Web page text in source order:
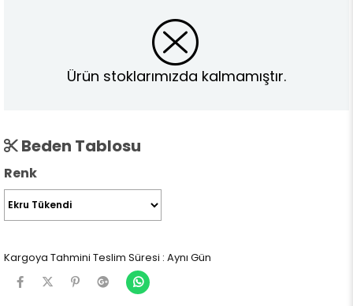
Ürün stoklarımızda kalmamıştır.
Beden Tablosu
Renk
Kargoya Tahmini Teslim Süresi : Aynı Gün